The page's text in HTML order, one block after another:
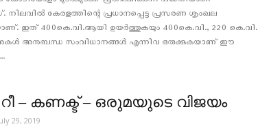
നിലവില്‍ കേരളത്തിന്റെ പ്രധാനപ്പെട്ട പ്രസരണ ശൃംഖല
ഇത് 400കെ.വി.ആയി ഉയര്‍ത്തുകയും 400കെ.വി., 220 കെ.വി.
അനുബന്ധ സംവിധാനങ്ങള്‍ എന്നിവ ഒരുക്കുകയാണ് ഈ
– കണക്ട് – ഒരുമയുടെ വിജയം
29, 2019